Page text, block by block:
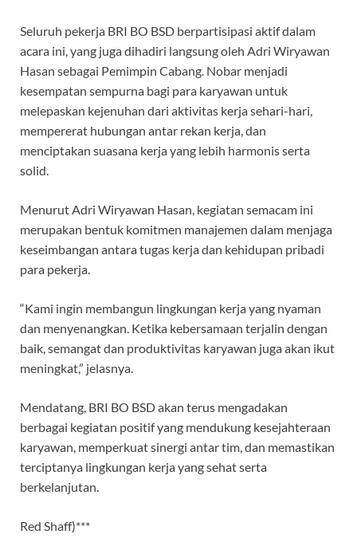
Seluruh pekerja BRI BO BSD berpartisipasi aktif dalam
acara ini, yang juga dihadiri langsung oleh Adri Wiryawan
Hasan sebagai Pemimpin Cabang. Nobar menjadi
kesempatan sempurna bagi para karyawan untuk
melepaskan kejenuhan dari aktivitas kerja sehari-hari,
mempererat hubungan antar rekan kerja, dan
menciptakan suasana kerja yang lebih harmonis serta
solid.
Menurut Adri Wiryawan Hasan, kegiatan semacam ini
merupakan bentuk komitmen manajemen dalam menjaga
keseimbangan antara tugas kerja dan kehidupan pribadi
para pekerja.
“Kami ingin membangun lingkungan kerja yang nyaman
dan menyenangkan. Ketika kebersamaan terjalin dengan
baik, semangat dan produktivitas karyawan juga akan ikut
meningkat,” jelasnya.
Mendatang, BRI BO BSD akan terus mengadakan
berbagai kegiatan positif yang mendukung kesejahteraan
karyawan, memperkuat sinergi antar tim, dan memastikan
terciptanya lingkungan kerja yang sehat serta
berkelanjutan.
Red Shaff)***